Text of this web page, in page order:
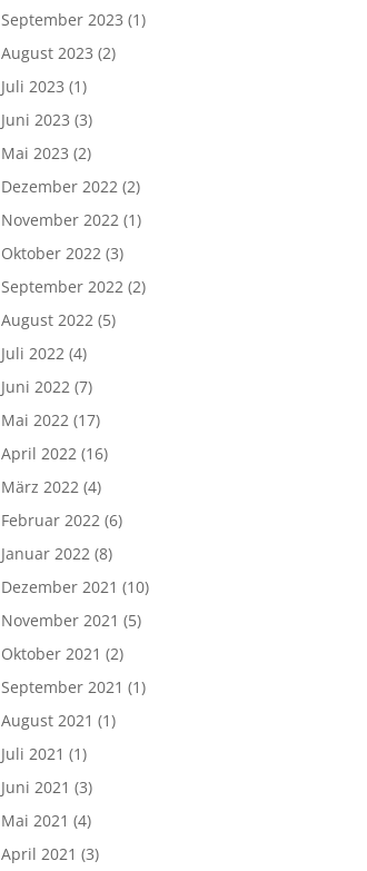
September 2023 (1)
August 2023 (2)
Juli 2023 (1)
Juni 2023 (3)
Mai 2023 (2)
Dezember 2022 (2)
November 2022 (1)
Oktober 2022 (3)
September 2022 (2)
August 2022 (5)
Juli 2022 (4)
Juni 2022 (7)
Mai 2022 (17)
April 2022 (16)
März 2022 (4)
Februar 2022 (6)
Januar 2022 (8)
Dezember 2021 (10)
November 2021 (5)
Oktober 2021 (2)
September 2021 (1)
August 2021 (1)
Juli 2021 (1)
Juni 2021 (3)
Mai 2021 (4)
April 2021 (3)